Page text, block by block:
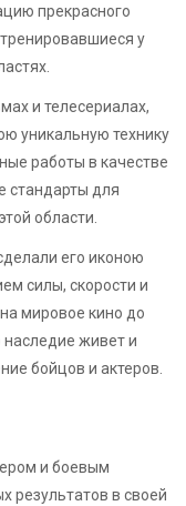
прекрасного
у
и телесериалах,
уникальную технику
работы в качестве
стандарты для
области.
его иконою
силы, скорости и
мировое кино до
наследие живет и
бойцов и актеров.
и боевым
результатов в своей